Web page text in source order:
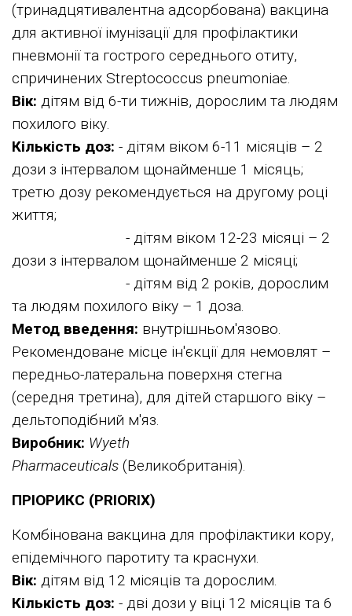
(тринадцятивалентна адсорбована) вакцина
для активної імунізації для профілактики
пневмонії та гострого середнього отиту,
спричинених Streptococcus pneumoniae.
Вік: дітям від 6-ти тижнів, дорослим та людям
похилого віку.
Кількість доз: - дітям віком 6-11 місяців – 2
дози з інтервалом щонайменше 1 місяць;
третю дозу рекомендується на другому році
життя;
- дітям віком 12-23 місяці – 2
дози з інтервалом щонайменше 2 місяці;
- дітям від 2 років, дорослим
та людям похилого віку – 1 доза.
Метод введення: внутрішньом'язово.
Рекомендоване місце ін'єкції для немовлят –
передньо-латеральна поверхня стегна
(середня третина), для дітей старшого віку –
дельтоподібний м'яз.
Виробник: Wyeth
Pharmaceuticals (Великобританія).
ПРІОРИКС (PRIORIX)
Комбінована вакцина для профілактики кору,
епідемічного паротиту та краснухи.
Вік: дітям від 12 місяців та дорослим.
Кількість доз: - дві дози у віці 12 місяців та 6